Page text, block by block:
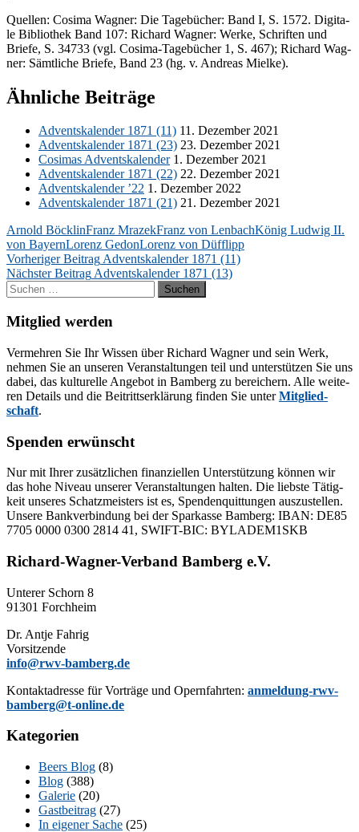
Quel­len: Co­si­ma Wag­ner: Die Ta­ge­bü­cher: Band I, S. 1572. Di­gi­ta­
le Bi­blio­thek Band 107: Ri­chard Wag­ner: Wer­ke, Schrif­ten und
Brie­fe, S. 34733 (vgl. Co­si­ma-Ta­ge­bü­cher 1, S. 467); Ri­chard Wag­
ner: Sämt­li­che Brie­fe, Band 23 (hg. v. An­dre­as Mielke).
Ähnliche Beiträge
Ad­vents­ka­len­der 1871 (11) 11. De­zem­ber 2021
Ad­vents­ka­len­der 1871 (23) 23. De­zem­ber 2021
Co­si­mas Ad­vents­ka­len­der1. De­zem­ber 2021
Ad­vents­ka­len­der 1871 (22) 22. De­zem­ber 2021
Ad­vents­ka­len­der ’22 1. De­zem­ber 2022
Ad­vents­ka­len­der 1871 (21) 21. De­zem­ber 2021
Arnold BöcklinFranz MrazekFranz von LenbachKönig Ludwig II.
von BayernLorenz GedonLorenz von Düfflipp
Beitragsnavigation
Vorheriger BeitragAdventskalender 1871 (11)
Nächster BeitragAdventskalender 1871 (13)
Suchen
nach:
Mitglied werden
Ver­meh­ren Sie Ihr Wis­sen über Ri­chard Wag­ner und sein Werk,
neh­men Sie an un­se­ren Ver­an­stal­tun­gen teil und un­ter­stüt­zen Sie uns
da­bei, das kul­tu­rel­le An­ge­bot in Bam­berg zu be­rei­chern. Alle wei­te­
ren De­tails und die Bei­tritts­er­klä­rung fin­den Sie un­terMit­glied­
schaft.
Spenden erwünscht
Nur mit Ih­rer zu­sätz­li­chen fi­nan­zi­el­len Un­ter­stüt­zung kön­nen wir
das hohe Ni­veau un­se­rer Ver­an­stal­tun­gen hal­ten. Die liebs­te Tä­tig­
keit un­se­res Schatz­meis­ters ist es, Spen­den­quit­tun­gen aus­zu­stel­len.
Un­se­re Bank­ver­bin­dung bei der Spar­kas­se Bam­berg: IBAN: DE85
7705 0000 0300 2814 41, SWIFT-BIC: BYLADEM1SKB
Richard-Wagner-Verband Bamberg e.V.
Un­te­rer Schorn 8
91301 Forchheim
Dr. Ant­je Fahrig
Vorsitzende
info@rwv-bamberg.de
Kon­takt­adres­se für Vor­trä­ge und Opern­fahr­ten: anmeldung-rwv-
bamberg@t-online.de
Kategorien
Beers Blog (8)
Blog (388)
Galerie (20)
Gastbeitrag (27)
In eigener Sache (25)